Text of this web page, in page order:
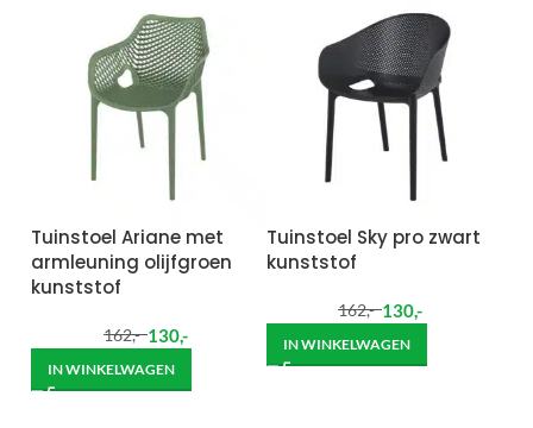
Tuinstoel Ariane met
armleuning olijfgroen
kunststof
162,- 130,-
IN WINKELWAGEN
Tuinstoel Sky pro zwart
kunststof
162,- 130,-
IN WINKELWAGEN